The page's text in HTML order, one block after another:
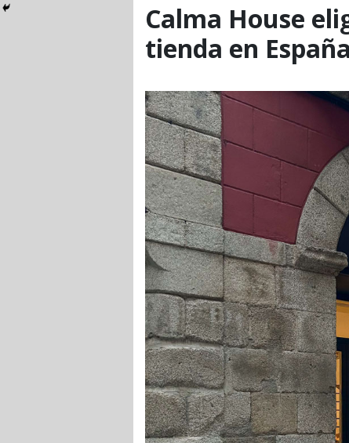
Calma House
tienda en España